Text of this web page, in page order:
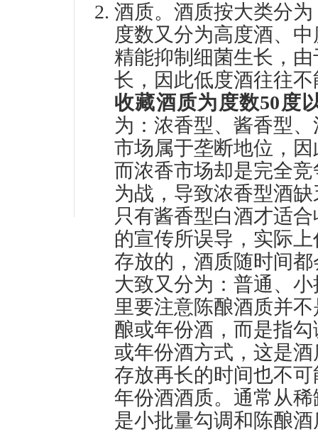
酒质。酒质按大类分
度数又分为高度酒、
精能抑制细菌生长，
长，因此低度酒往往
收藏酒质为度数50度
为：浓香型、酱香型
市场属于垄断地位，
而浓香市场却是完全
为战，导致浓香型酒
只有酱香型白酒才适
的宣传所误导，实际
存放的，酒质随时间
大致又分为：普通、
里要注意陈酿酒质并
酿或年份酒，而是指
或年份酒方式，这是
存放再长的时间也不
年份酒酒质。通常从
是小批量勾调和陈酿酒